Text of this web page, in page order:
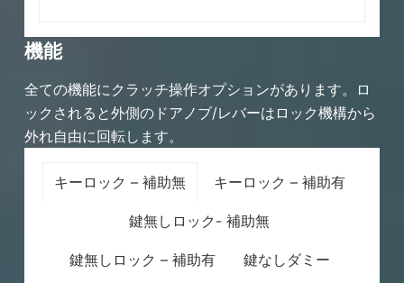
ドアやその他のハードウェアに合わせて
様々な上塗を用意しています。
色
ANSI/BHMA
機能
全ての機能にクラッチ操作オプションがあります。ロ
ックされると外側のドアノブ/レバーはロック機構から
外れ自由に回転します。
キーロック – 補助無 キーロック – 補助有
鍵無しロック- 補助無
鍵無しロック – 補助有 鍵なしダミー